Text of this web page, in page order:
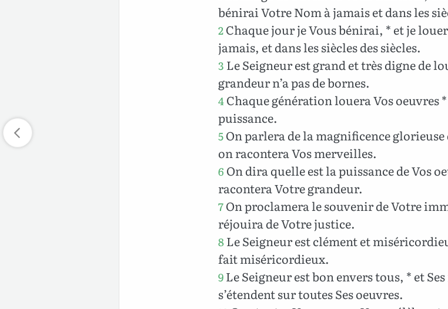
bénirai Votre Nom à jamais et dans les
2Chaque jour je Vous bénirai, * et je
jamais, et dans les siècles des siècles.
3 Le Seigneur est grand et très digne de
grandeur n’a pas de bornes.
4Chaque génération louera Vos oeuvres
puissance.
5On parlera de la magnificence
on racontera Vos merveilles.
6 On dira quelle est la puissance de Vos
racontera Votre grandeur.
7On proclamera le souvenir de Votre
réjouira de Votre justice.
8Le Seigneur est clément et
fait miséricordieux.
9Le Seigneur est bon envers tous, * et
s’étendent sur toutes Ses oeuvres.